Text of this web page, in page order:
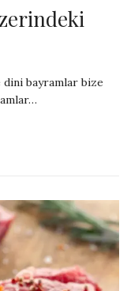
dini bayramlar bize